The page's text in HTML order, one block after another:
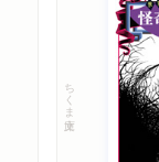
ちくま文庫